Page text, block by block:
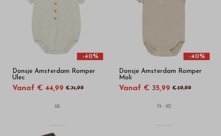
-40%
Donsje Amsterdam Romper
Ulec
Vanaf € 44,99 € 74,99
68
-40%
Donsje Amsterdam Romper
Moli
Vanaf € 35,99 € 59,99
74 - 92